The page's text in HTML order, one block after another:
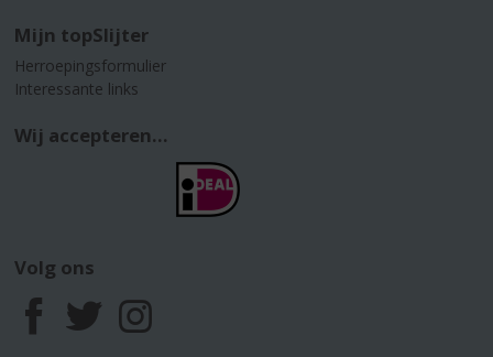
Mijn topSlijter
Herroepingsformulier
Interessante links
Wij accepteren...
Volg ons
F
T
I